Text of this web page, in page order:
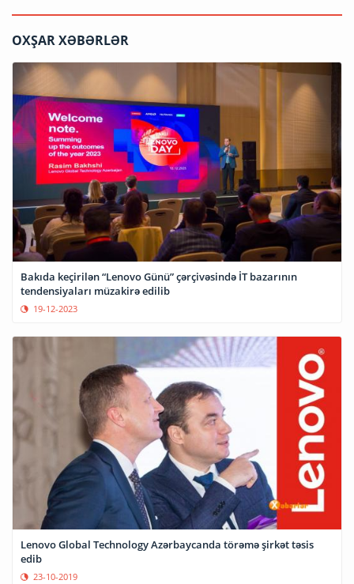
OXŞAR XƏBƏRLƏR
Bakıda keçirilən “Lenovo Günü” çərçivəsində İT bazarının
tendensiyaları müzakirə edilib
19-12-2023
Lenovo Global Technology Azərbaycanda törəmə şirkət təsis
edib
23-10-2019